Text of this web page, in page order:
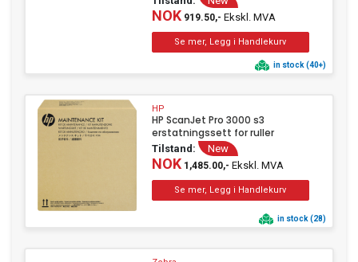
NOK919.50,- Ekskl. MVA
in stock (40+)
HP
HP ScanJet Pro 3000 s3
erstatningssett for ruller
Tilstand: New
NOK1,485.00,- Ekskl. MVA
in stock (28)